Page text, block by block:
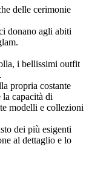
delle cerimonie
donano agli abiti
i bellissimi outfit
propria costante
la capacità di
modelli e collezioni
dei più esigenti
al dettaglio e lo